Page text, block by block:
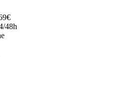
48h